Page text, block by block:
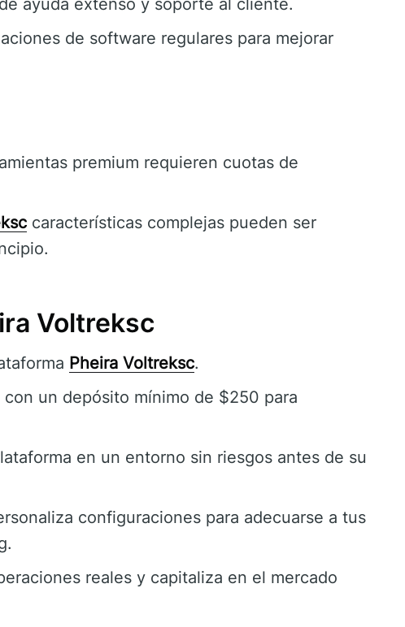
ayuda extenso y soporte al cliente.
de software regulares para mejorar
premium requieren cuotas de
características complejas pueden ser
Voltreksc
Pheira Voltreksc.
un depósito mínimo de $250 para
en un entorno sin riesgos antes de su
configuraciones para adecuarse a tus
reales y capitaliza en el mercado